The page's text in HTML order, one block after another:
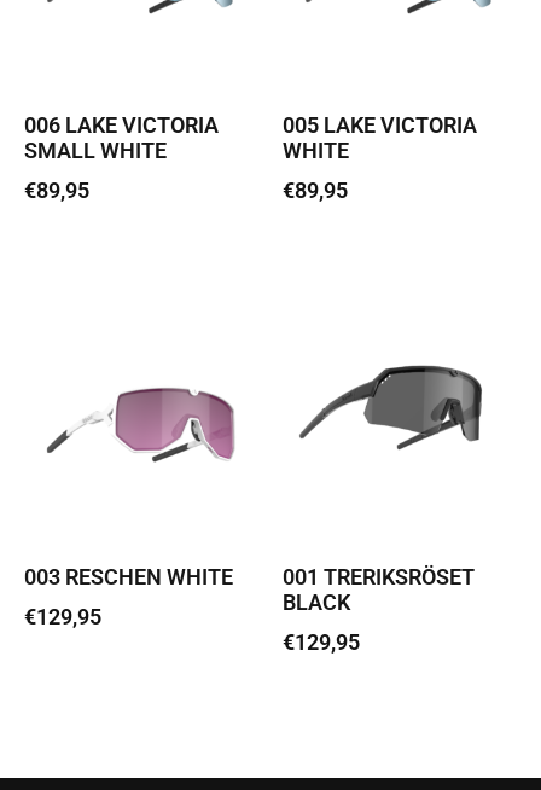
006 LAKE VICTORIA
SMALL WHITE
€89,95
005 LAKE VICTORIA
WHITE
€89,95
003 RESCHEN WHITE
€129,95
001 TRERIKSRÖSET
BLACK
€129,95